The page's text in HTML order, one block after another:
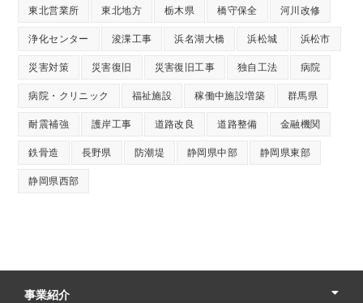
東北営業所 東北地方 栃木県 橋守保全 河川改修
浄化センター 浚渫工事 浜名湖大橋 浜松城 浜松市
災害対策 災害復旧 災害復旧工事 独自工法 病院
病院・クリニック 福祉施設 稼働中施設増築 群馬県
耐震補強 護岸工事 道路改良 道路整備 金融機関
鉄骨造 長野県 防潮堤 静岡県中部 静岡県東部
静岡県西部
事業紹介